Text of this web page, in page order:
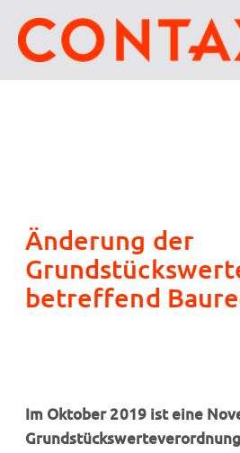
Änderung der
betreffend
Im Oktober 2019 ist eine